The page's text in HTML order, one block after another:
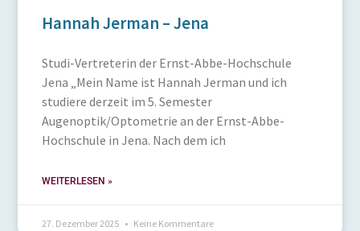
Hannah Jerman – Jena
Studi-Vertreterin der Ernst-Abbe-Hochschule
Jena „Mein Name ist Hannah Jerman und ich
studiere derzeit im 5. Semester
Augenoptik/Optometrie an der Ernst-Abbe-
Hochschule in Jena. Nach dem ich
WEITERLESEN »
27. Dezember 2025 Keine Kommentare